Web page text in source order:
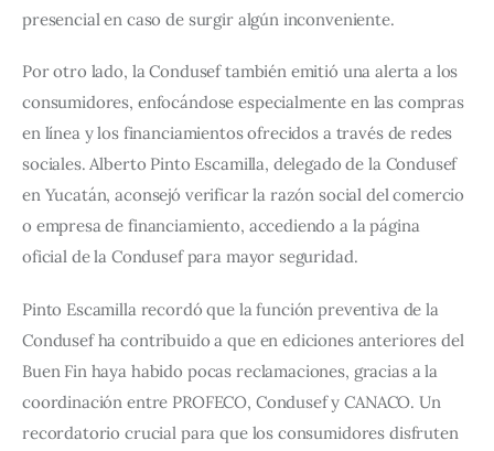
presencial en caso de surgir algún inconveniente.
Por otro lado, la Condusef también emitió una alerta a los
consumidores, enfocándose especialmente en las compras
en línea y los financiamientos ofrecidos a través de redes
sociales. Alberto Pinto Escamilla, delegado de la Condusef
en Yucatán, aconsejó verificar la razón social del comercio
o empresa de financiamiento, accediendo a la página
oficial de la Condusef para mayor seguridad.
Pinto Escamilla recordó que la función preventiva de la
Condusef ha contribuido a que en ediciones anteriores del
Buen Fin haya habido pocas reclamaciones, gracias a la
coordinación entre PROFECO, Condusef y CANACO. Un
recordatorio crucial para que los consumidores disfruten